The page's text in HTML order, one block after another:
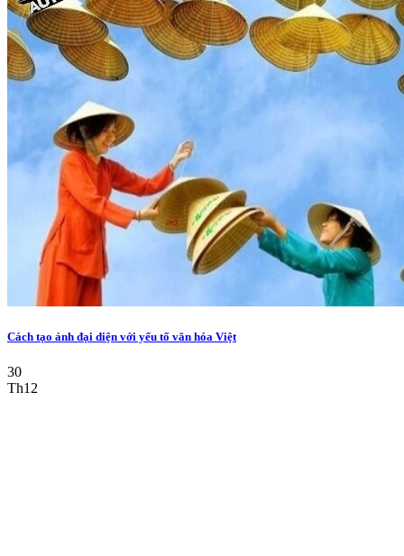
Cách tạo ảnh đại diện với yếu tố văn hóa Việt
30
Th12